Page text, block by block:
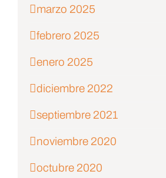
marzo 2025
febrero 2025
enero 2025
diciembre 2022
septiembre 2021
noviembre 2020
octubre 2020